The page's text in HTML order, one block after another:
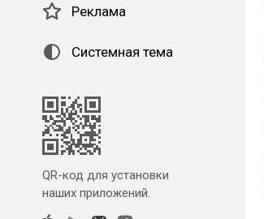
Реклама
Системная тема
QR-код для установки
наших приложений.